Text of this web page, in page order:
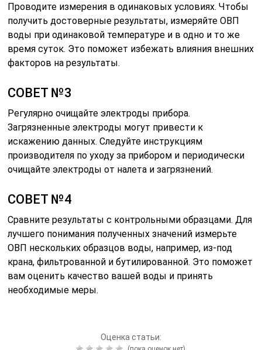
Проводите измерения в одинаковых условиях. Чтобы
получить достоверные результаты, измеряйте ОВП
воды при одинаковой температуре и в одно и то же
время суток. Это поможет избежать влияния внешних
факторов на результаты.
СОВЕТ №3
Регулярно очищайте электроды прибора.
Загрязненные электроды могут привести к
искажению данных. Следуйте инструкциям
производителя по уходу за прибором и периодически
очищайте электроды от налета и загрязнений.
СОВЕТ №4
Сравните результаты с контрольными образцами. Для
лучшего понимания полученных значений измерьте
ОВП нескольких образцов воды, например, из-под
крана, фильтрованной и бутилированной. Это поможет
вам оценить качество вашей воды и принять
необходимые меры.
Оценка статьи: